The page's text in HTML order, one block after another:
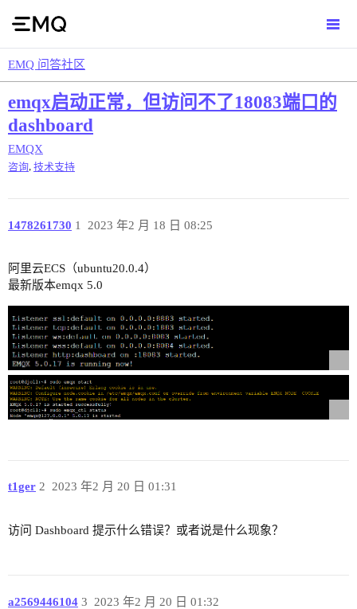
EMQ 问答社区
emqx启动正常，但访问不了18083端口的
dashboard
EMQX
咨询, 技术支持
1478261730 2023 年2 月 18 日 08:25
1
阿里云ECS（ubuntu20.0.4）
最新版本emqx 5.0
t1ger 2023 年2 月 20 日 01:31
2
访问 Dashboard 提示什么错误？或者说是什么现象？
a2569446104 2023 年2 月 20 日 01:32
3